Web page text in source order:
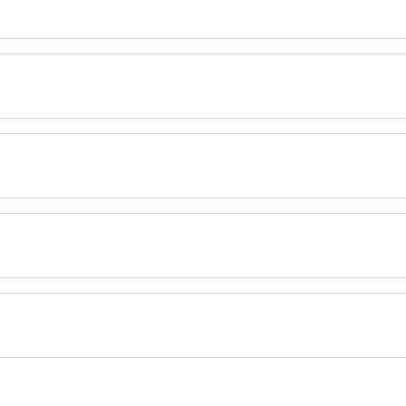
do małej rączki, - wsparcie w nauce gryzienia, -
Bio, - bez glutenu, - bez dodatku soli, bez dodatku cukru, -
3,9%, mąka ryżowa*, tiamina.
torebki należy ją ponownie szczelnie zamknąć, aby produkt
otwarciu. Produkt pakowany w atmosferze ochronnej.